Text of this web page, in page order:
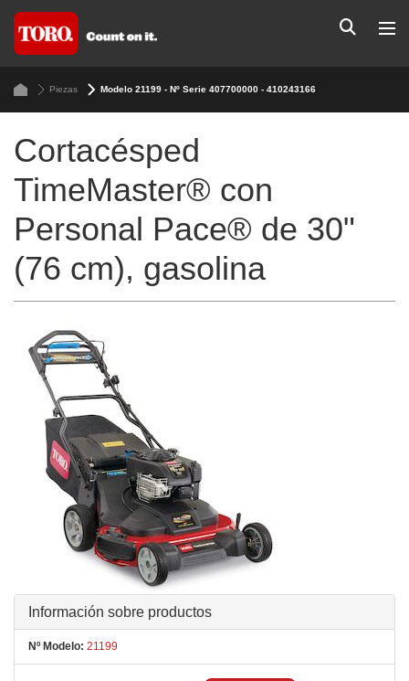
Piezas Modelo 21199 - Nº Serie 407700000 - 410243166
Cortacésped
TimeMaster® con
Personal Pace® de 30"
(76 cm), gasolina
Información sobre productos
Nº Modelo: 21199